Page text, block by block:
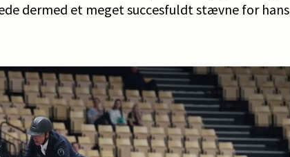
dermed et meget succesfuldt stævne for hans